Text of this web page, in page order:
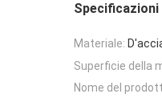
Specificazioni
Materiale:
Superficie della
Nome del